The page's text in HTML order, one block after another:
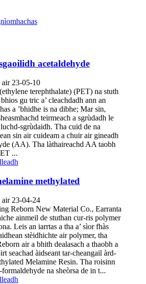
acetaldehyde
air 23-05-10
terephthalate) (PET) na stuth
gu tric a’ cleachdadh ann an
a ’bhidhe is na dibhe; Mar sin,
teirmeach a sgrùdadh le
sgrùdaidh. Tha cuid de na
sin air cuideam a chuir air gineadh
(AA). Tha làthaireachd AA taobh
...
methylated
air 23-04-24
Reborn New Material Co., Earranta
ainmeil de stuthan cur-ris polymer
Leis an iarrtas a tha a’ sìor fhàs
stèidhichte air polymer, tha
air a bhith dealasach a thaobh a
seachad àidseant tar-cheangail àrd-
Melamine Resin. Tha roisinn
na sheòrsa de in t...